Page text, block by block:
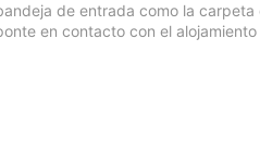
de entrada como la
en contacto con el